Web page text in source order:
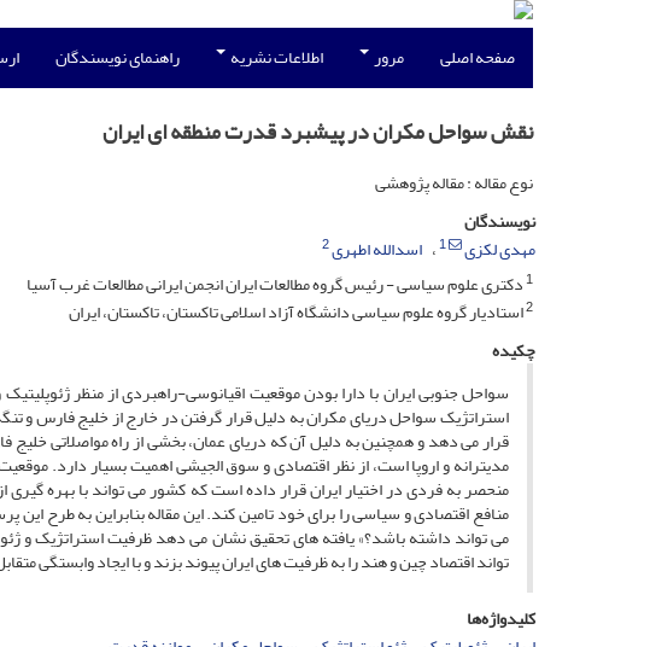
صفحه اصلی مرور اطلاعات نشریه راهنمای نویسندگان
نقش سواحل مکران در پیشبرد قدرت منطقه ای ایران
نوع مقاله : مقاله پژوهشی
نویسندگان
مهدی لکزی
1 اسدالله اطهری2
1دکتری علوم سیاسی - رئیس گروه مطالعات ایران انجمن ایرانی مطالعات غرب آسیا
2استادیار گروه علوم سیاسی دانشگاه آزاد اسلامی تاکستان، تاکستان، ایران
چکیده
سواحل جنوبی ایران با دارا بودن موقعیت اقیانوسی-راهبردی از منظر
استراتژیک سواحل دریای مکران به دلیل قرار گرفتن در خارج از خلیج فارس و
قرار می دهد و همچنین به دلیل آن که دریای عمان، بخشی از راه مواصلاتی
مدیترانه و اروپا است، از نظر اقتصادی و سوق الجیشی اهمیت بسیار دارد.
منحصر به فردی در اختیار ایران قرار داده است که کشور می تواند با بهره
منافع اقتصادی و سیاسی را برای خود تامین کند. این مقاله بنابراین به طرح
می تواند داشته باشد؟» یافته های تحقیق نشان می دهد ظرفیت استراتژیک و
تواند اقتصاد چین و هند را به ظرفیت های ایران پیوند بزند و با ایجاد وابستگی
کلیدواژه‌ها